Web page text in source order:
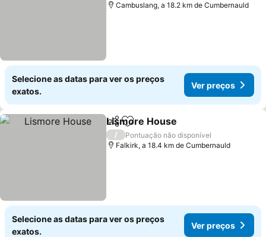
Cambuslang, a 18.2 km de Cumbernauld
Selecione as datas para ver os preços
exatos.
Ver preços
PartilharAdicionar aos favoritos
Lismore House
/
Pontuação não disponível
Falkirk, a 18.4 km de Cumbernauld
Selecione as datas para ver os preços
exatos.
Ver preços